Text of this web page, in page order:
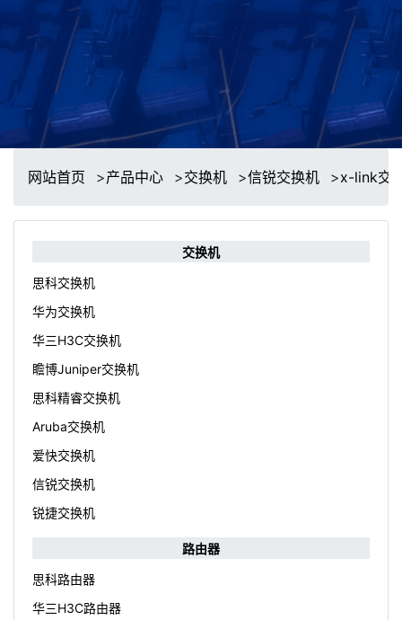
网站首页 >产品中心 >交换机 >信锐交换机 >x-link交
交换机
思科交换机
华为交换机
华三H3C交换机
瞻博Juniper交换机
思科精睿交换机
Aruba交换机
爱快交换机
信锐交换机
锐捷交换机
路由器
思科路由器
华三H3C路由器